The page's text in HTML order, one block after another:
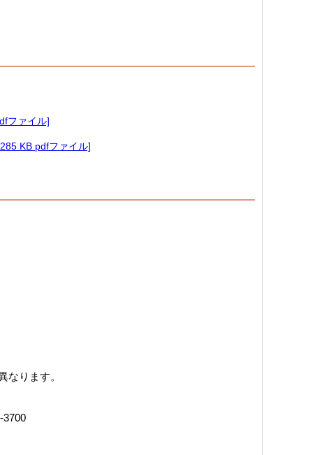
ファイル]
KB pdfファイル]
なります。
3700